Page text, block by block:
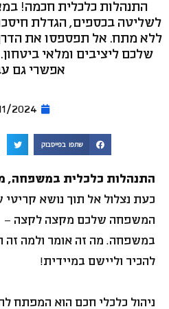
התנהלות כלכלית חכמה!
לשליטה בכספים, הגדלת
ללא מתח. אל תפספסו את
שלכם ליציבים ומלאי ביטחון.
אפשרי גם
2024
שתפו בפייסבוק
התנהלות כלכלית במשפחה,
כעת נצלול אל תוך נושא קריטי
המשפחה שלכם מקצה לקצה –
במשפחה. מה זה אומר ולמה זה
להכיר וליישם במיידית!
ניהול כלכלי חכם הוא המפתח